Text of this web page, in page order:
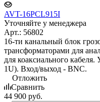
AVT-16PCL915I
Уточняйте у менеджера
Арт.: 56802
16-ти канальный блок
трансформаторами для
для коаксиального
1U). Вход/выход - BNC.
Отложить
Сравнить
44 900 руб.